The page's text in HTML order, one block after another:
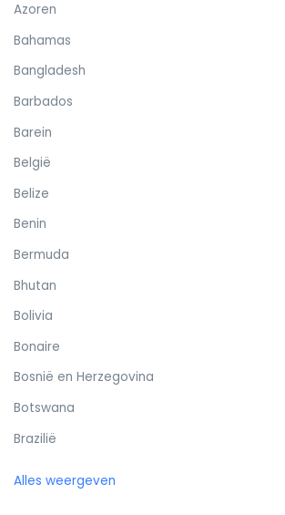
Azoren
Bahamas
Bangladesh
Barbados
Barein
België
Belize
Benin
Bermuda
Bhutan
Bolivia
Bonaire
Bosnië en Herzegovina
Botswana
Brazilië
Alles weergeven